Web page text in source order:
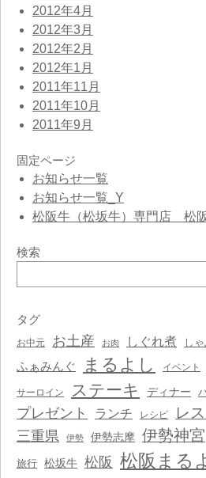
2012年4月
2012年3月
2012年2月
2012年1月
2011年11月
2011年10月
2011年9月
固定ページ
お知らせ一覧
お知らせ一覧_Y
松阪牛（松坂牛）専門店 松
検索
索
タグ
お中元 お土産 お肉 しぐれ煮 し
ふぁみんぐ まるよし イベント
サーロイン ステーキ ディナー
プレゼント ランチ レシピ レ
三重県 伊勢 伊勢志摩 伊勢神宮
旅行 松坂牛 松阪 松阪まる